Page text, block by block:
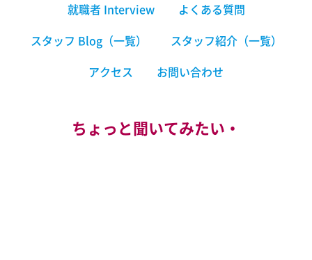
就職者 Interview
よくある質問
スタッフ Blog（一覧）
スタッフ紹介（一覧）
アクセス
お問い合わせ
ちょっと聞いてみたい・